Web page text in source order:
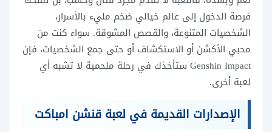
فرصة الدخول إلى عالم خيالي ضخم مليء بالأسرار،
الشخصيات المتنوعة، والقصص المشوقة. سواء كنت من
محبي الأكشن أو الاستكشاف أو حتى جمع الشخصيات، فإن
Genshin Impact ستأخذك في رحلة ملحمية لا تشبه أي
لعبة أخرى.
الإصدارات القديمة في لعبة قنشن امباكت